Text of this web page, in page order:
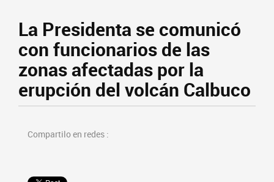
La Presidenta se comunicó
con funcionarios de las
zonas afectadas por la
erupción del volcán Calbuco
Compartilo en redes :